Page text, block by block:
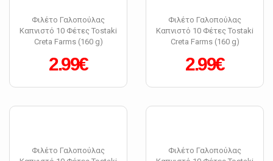
Φιλέτο Γαλοπούλας
Καπνιστό 10 Φέτες Tostaki
Creta Farms (160 g)
2.99€
Φιλέτο Γαλοπούλας
Καπνιστό 10 Φέτες Tostaki
Creta Farms (160 g)
2.99€
Φιλέτο Γαλοπούλας
Φιλέτο Γαλοπούλας